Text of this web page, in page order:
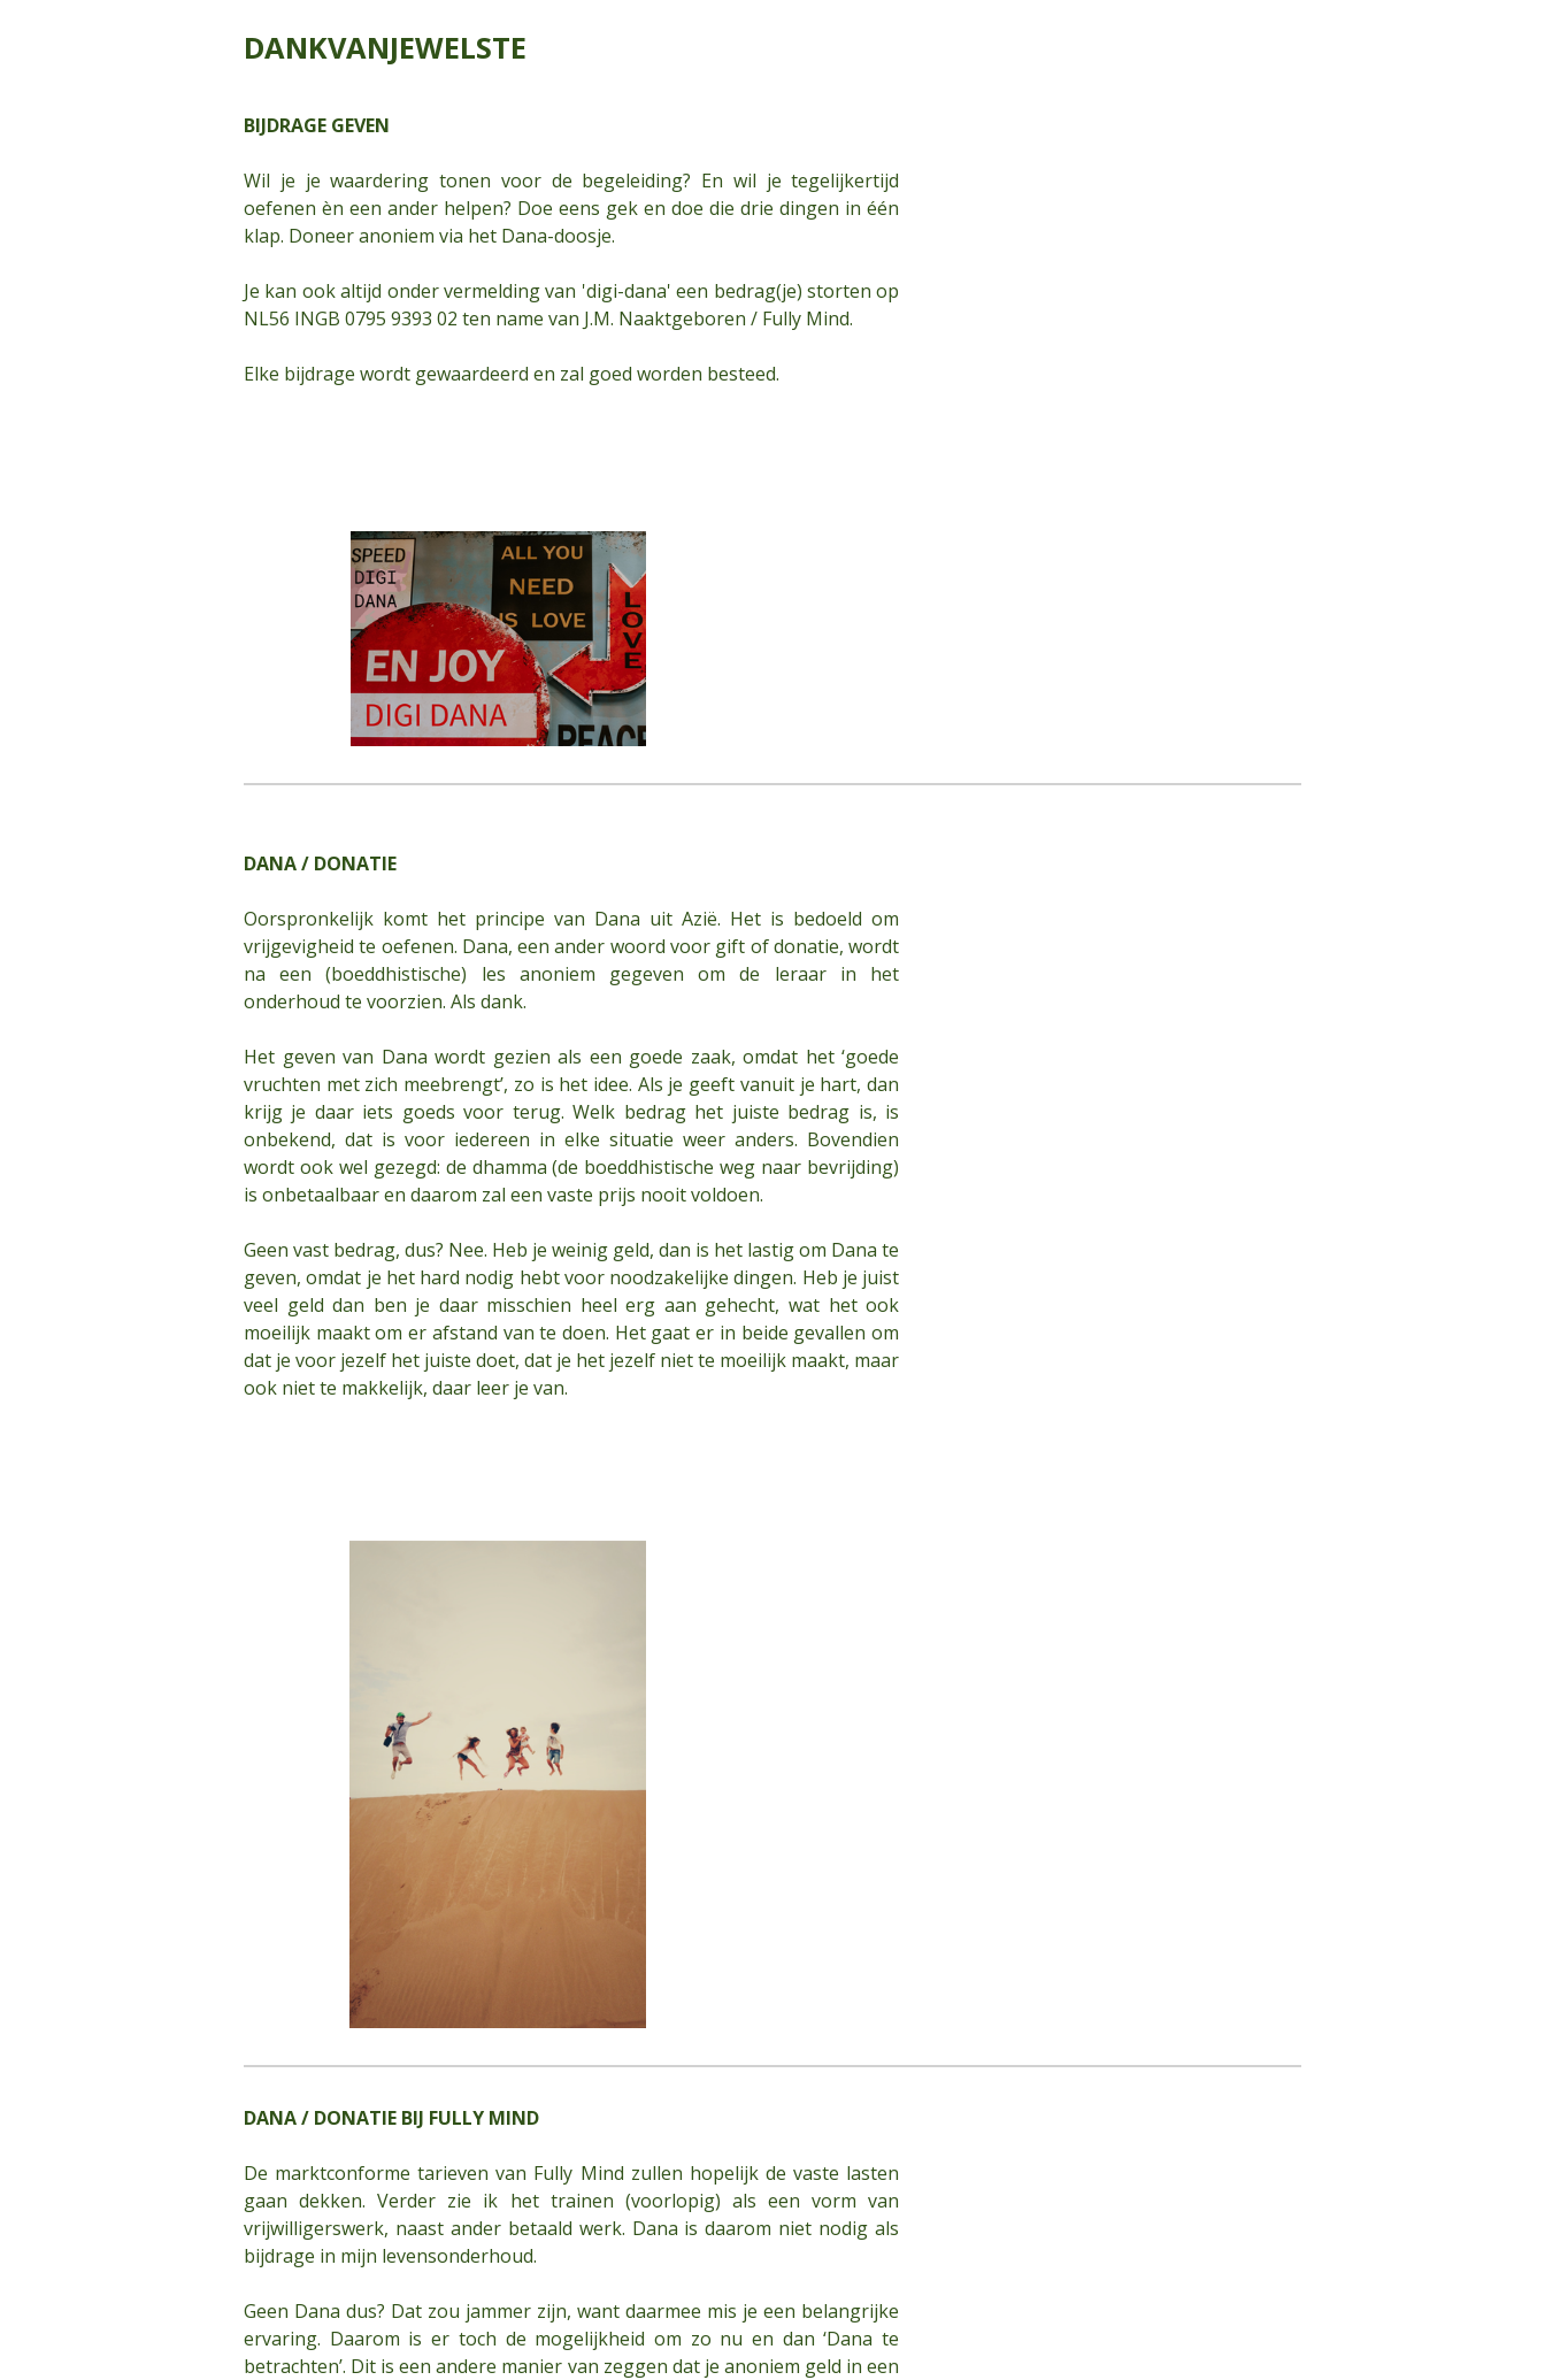
DANKVANJEWELSTE
BIJDRAGE GEVEN
Wil je je waardering tonen voor de begeleiding? En wil je tegelijkertijd
oefenen èn een ander helpen? Doe eens gek en doe die drie dingen in één
klap. Doneer anoniem via het Dana-doosje.
Je kan ook altijd onder vermelding van 'digi-dana' een bedrag(je) storten op
NL56 INGB 0795 9393 02 ten name van J.M. Naaktgeboren / Fully Mind.
Elke bijdrage wordt gewaardeerd en zal goed worden besteed.
DANA / DONATIE
Oorspronkelijk komt het principe van Dana uit Azië. Het is bedoeld om
vrijgevigheid te oefenen. Dana, een ander woord voor gift of donatie, wordt
na een (boeddhistische) les anoniem gegeven om de leraar in het
onderhoud te voorzien. Als dank.
Het geven van Dana wordt gezien als een goede zaak, omdat het ‘goede
vruchten met zich meebrengt’, zo is het idee. Als je geeft vanuit je hart, dan
krijg je daar iets goeds voor terug. Welk bedrag het juiste bedrag is, is
onbekend, dat is voor iedereen in elke situatie weer anders. Bovendien
wordt ook wel gezegd: de dhamma (de boeddhistische weg naar bevrijding)
is onbetaalbaar en daarom zal een vaste prijs nooit voldoen.
Geen vast bedrag, dus? Nee. Heb je weinig geld, dan is het lastig om Dana te
geven, omdat je het hard nodig hebt voor noodzakelijke dingen. Heb je juist
veel geld dan ben je daar misschien heel erg aan gehecht, wat het ook
moeilijk maakt om er afstand van te doen. Het gaat er in beide gevallen om
dat je voor jezelf het juiste doet, dat je het jezelf niet te moeilijk maakt, maar
ook niet te makkelijk, daar leer je van.
DANA / DONATIE BIJ FULLY MIND
De marktconforme tarieven van Fully Mind zullen hopelijk de vaste lasten
gaan dekken. Verder zie ik het trainen (voorlopig) als een vorm van
vrijwilligerswerk, naast ander betaald werk. Dana is daarom niet nodig als
bijdrage in mijn levensonderhoud.
Geen Dana dus? Dat zou jammer zijn, want daarmee mis je een belangrijke
ervaring. Daarom is er toch de mogelijkheid om zo nu en dan ‘Dana te
betrachten’. Dit is een andere manier van zeggen dat je anoniem geld in een